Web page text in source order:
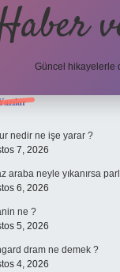
Güncel hikayelerle
nedir ne işe yarar ?
7, 2026
araba neyle yıkanırsa
6, 2026
ne ?
5, 2026
dram ne demek ?
4, 2026